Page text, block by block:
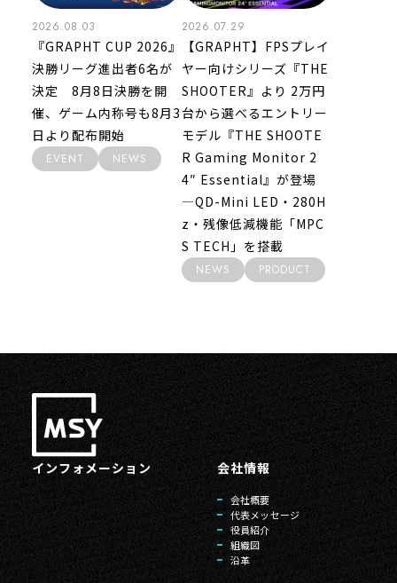
2026.08.03
『GRAPHT CUP 2026』
決勝リーグ進出者6名が
決定 8月8日決勝を開
催、ゲーム内称号も8月3
日より配布開始
EVENT NEWS
2026.07.29
【GRAPHT】FPSプレイ
ヤー向けシリーズ『THE
SHOOTER』より 2万円
台から選べるエントリー
モデル『THE SHOOTE
R Gaming Monitor 2
4″ Essential』が登場
―QD-Mini LED・280H
z・残像低減機能「MPC
S TECH」を搭載
NEWS PRODUCT
インフォメーション 会社情報
会社概要
代表メッセージ
役員紹介
組織図
沿革